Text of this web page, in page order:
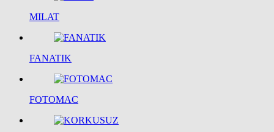
MILAT
FANATIK
FOTOMAC